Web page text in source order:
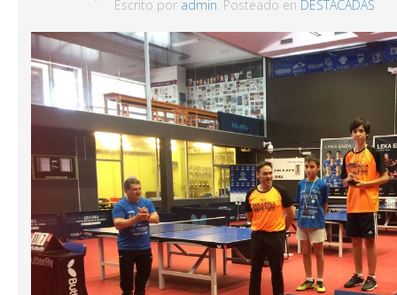
Escrito por admin. Posteado en DESTACADAS